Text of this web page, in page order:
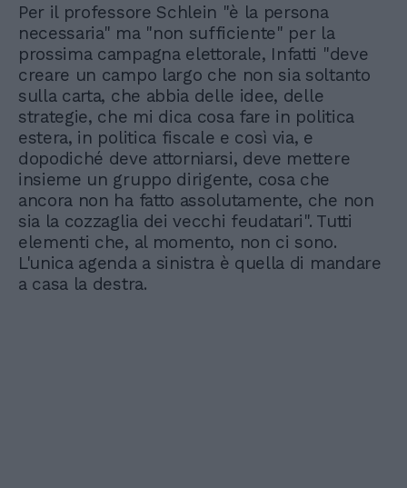
Per il professore Schlein "è la persona
necessaria" ma "non sufficiente" per la
prossima campagna elettorale, Infatti "deve
creare un campo largo che non sia soltanto
sulla carta, che abbia delle idee, delle
strategie, che mi dica cosa fare in politica
estera, in politica fiscale e così via, e
dopodiché deve attorniarsi, deve mettere
insieme un gruppo dirigente, cosa che
ancora non ha fatto assolutamente, che non
sia la cozzaglia dei vecchi feudatari". Tutti
elementi che, al momento, non ci sono.
L'unica agenda a sinistra è quella di mandare
a casa la destra.